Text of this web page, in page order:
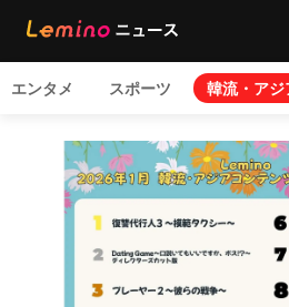
エンタメ スポーツ 韓流・アジ